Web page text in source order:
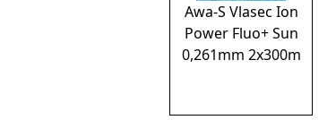
Awa-S Vlasec Ion
Power Fluo+ Sun
0,261mm 2x300m